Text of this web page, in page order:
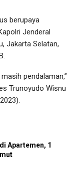
berupaya
Jenderal
Jakarta Selatan,
pendalaman,”
Trunoyudo Wisnu
Apartemen, 1